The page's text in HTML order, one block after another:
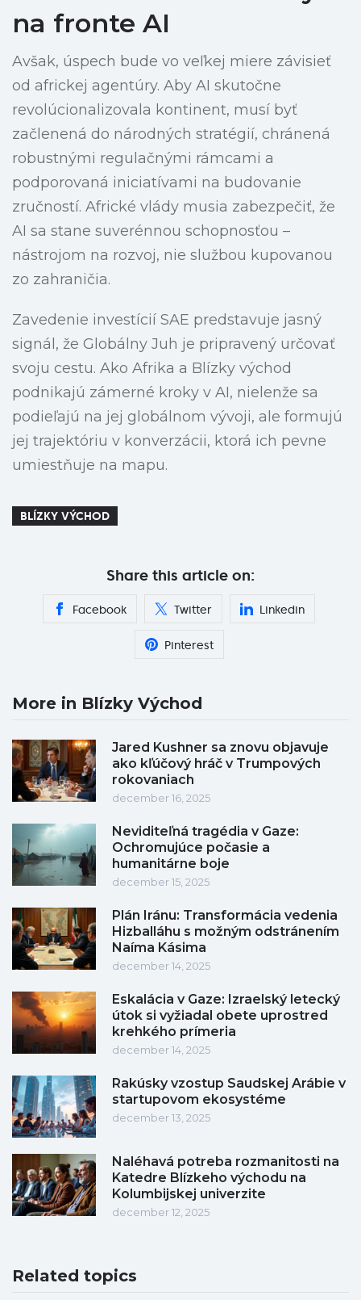
na fronte AI
Avšak, úspech bude vo veľkej miere závisieť
od africkej agentúry. Aby AI skutočne
revolúcionalizovala kontinent, musí byť
začlenená do národných stratégií, chránená
robustnými regulačnými rámcami a
podporovaná iniciatívami na budovanie
zručností. Africké vlády musia zabezpečiť, že
AI sa stane suverénnou schopnosťou –
nástrojom na rozvoj, nie službou kupovanou
zo zahraničia.
Zavedenie investícií SAE predstavuje jasný
signál, že Globálny Juh je pripravený určovať
svoju cestu. Ako Afrika a Blízky východ
podnikajú zámerné kroky v AI, nielenže sa
podieľajú na jej globálnom vývoji, ale formujú
jej trajektóriu v konverzácii, ktorá ich pevne
umiestňuje na mapu.
BLÍZKY VÝCHOD
Share this article on:
Facebook Twitter Linkedin
Pinterest
More in Blízky Východ
Jared Kushner sa znovu objavuje
ako kľúčový hráč v Trumpových
rokovaniach
december 16, 2025
Neviditeľná tragédia v Gaze:
Ochromujúce počasie a
humanitárne boje
december 15, 2025
Plán Iránu: Transformácia vedenia
Hizballáhu s možným odstránením
Naíma Kásima
december 14, 2025
Eskalácia v Gaze: Izraelský letecký
útok si vyžiadal obete uprostred
krehkého prímeria
december 14, 2025
Rakúsky vzostup Saudskej Arábie v
startupovom ekosystéme
december 13, 2025
Naléhavá potreba rozmanitosti na
Katedre Blízkeho východu na
Kolumbijskej univerzite
december 12, 2025
Related topics